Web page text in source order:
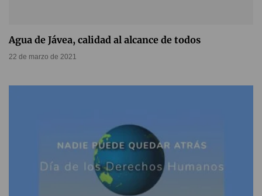
Agua de Jávea, calidad al alcance de todos
22 de marzo de 2021